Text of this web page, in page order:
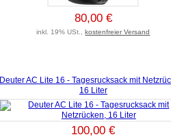
80,00 €
inkl. 19% USt.,kostenfreier Versand
Deuter AC Lite 16 - Tagesrucksack mit
16 Liter
100,00 €